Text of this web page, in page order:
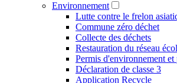
Environnement
Lutte contre le frelon
Commune zéro déchet
Collecte des déchets
Restauration du réseau
Permis d'environnement
Déclaration de classe 3
Application Recycle